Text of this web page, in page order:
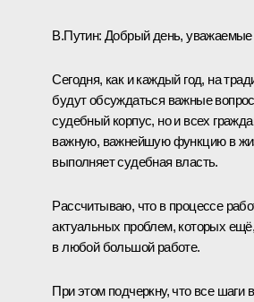
В.Путин: Добрый день, уважаемые
Сегодня, как и каждый год, на
будут обсуждаться важные
судебный корпус, но и всех
важную, важнейшую функцию в
выполняет судебная власть.
Рассчитываю, что в процессе
актуальных проблем, которых
в любой большой работе.
При этом подчеркну, что все